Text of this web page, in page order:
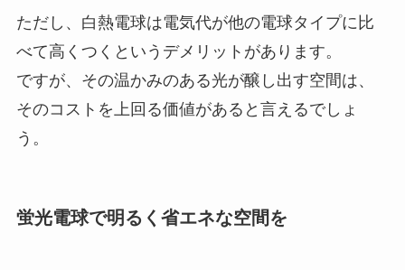
ただし、白熱電球は電気代が他の電球タイプに比
べて高くつくというデメリットがあります。
ですが、その温かみのある光が醸し出す空間は、
そのコストを上回る価値があると言えるでしょ
う。
蛍光電球で明るく省エネな空間を